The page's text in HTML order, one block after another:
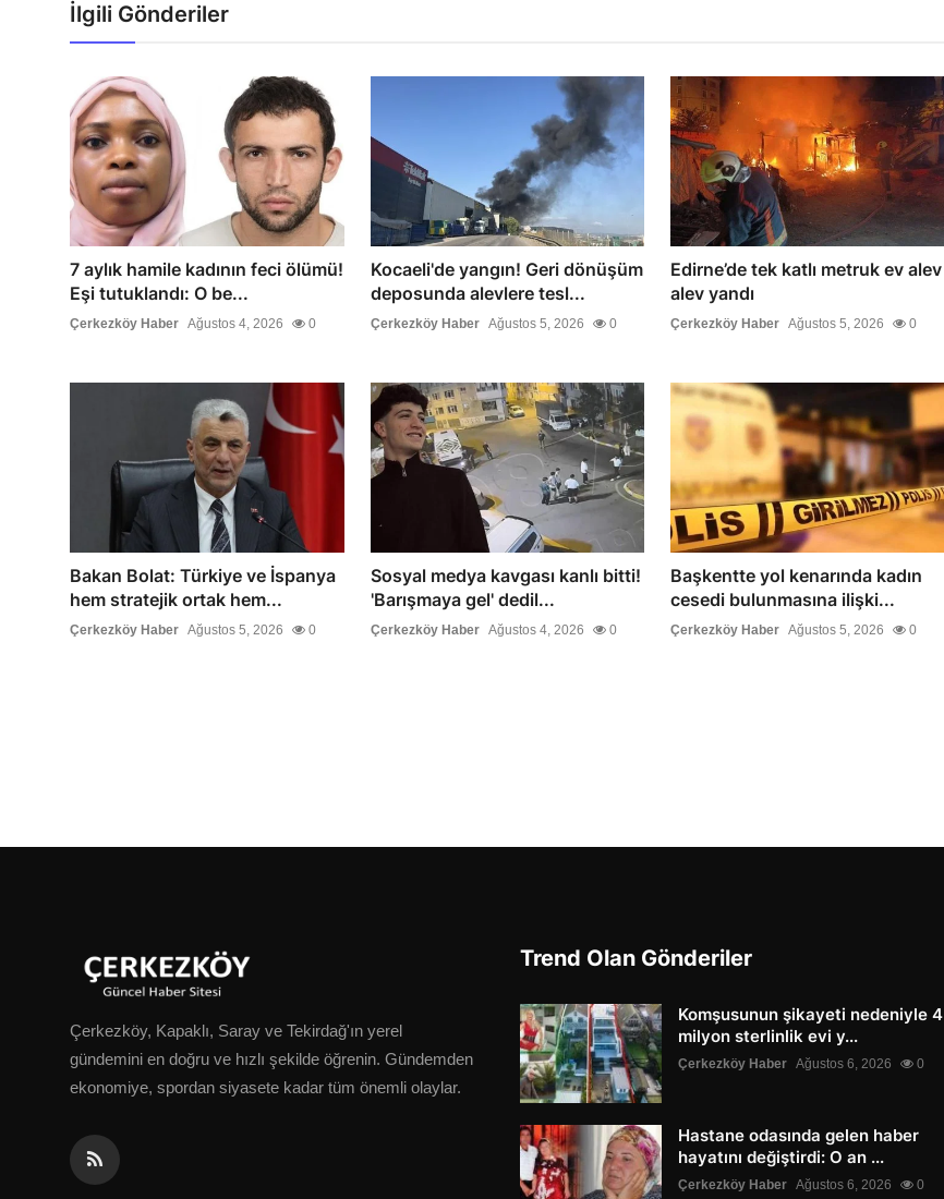
İlgili Gönderiler
7 aylık hamile kadının feci ölümü!
Eşi tutuklandı: O be...
Çerkezköy Haber Ağustos 4, 2026 0
Kocaeli'de yangın! Geri dönüşüm
deposunda alevlere tesl...
Çerkezköy Haber Ağustos 5, 2026 0
Edirne’de tek katlı metruk ev alev
alev yandı
Çerkezköy Haber Ağustos 5, 2026 0
Bakan Bolat: Türkiye ve İspanya
hem stratejik ortak hem...
Çerkezköy Haber Ağustos 5, 2026 0
Sosyal medya kavgası kanlı bitti!
'Barışmaya gel' dedil...
Çerkezköy Haber Ağustos 4, 2026 0
Başkentte yol kenarında kadın
cesedi bulunmasına ilişki...
Çerkezköy Haber Ağustos 5, 2026 0
Çerkezköy, Kapaklı, Saray ve Tekirdağ'ın yerel
gündemini en doğru ve hızlı şekilde öğrenin. Gündemden
ekonomiye, spordan siyasete kadar tüm önemli olaylar.
Trend Olan Gönderiler
Komşusunun şikayeti nedeniyle 4
milyon sterlinlik evi y...
Çerkezköy Haber Ağustos 6, 2026 0
Hastane odasında gelen haber
hayatını değiştirdi: O an ...
Çerkezköy Haber Ağustos 6, 2026 0